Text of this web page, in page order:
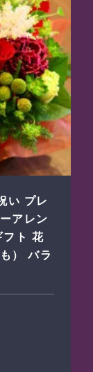
い プレ
アレン
フト 花
） バラ